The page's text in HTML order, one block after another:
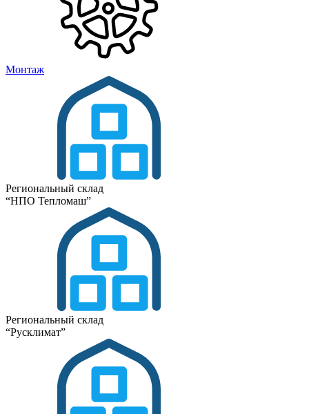
Монтаж
Региональный склад
“НПО Тепломаш”
Региональный склад
“Русклимат”